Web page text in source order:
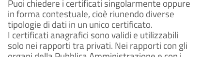
Puoi chiedere i certificati singolarmente oppure
in forma contestuale, cioè riunendo diverse
tipologie di dati in un unico certificato.
I certificati anagrafici sono validi e utilizzabili
solo nei rapporti tra privati. Nei rapporti con gli